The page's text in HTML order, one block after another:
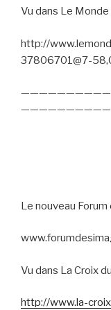
Vu dans Le
http://
37806701@7-
Le nouveau
Vu dans La Croix
http://www.la-